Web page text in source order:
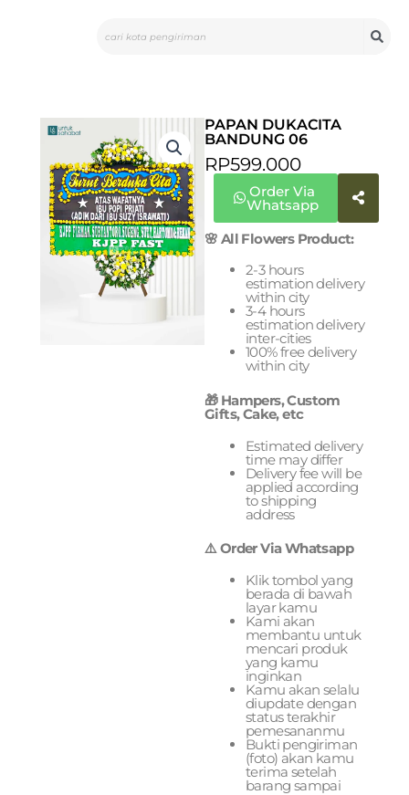
PAPAN DUKACITA
BANDUNG 06
RP599.000
Order Via
Whatsapp
🌸 All Flowers Product:
2-3 hours
estimation delivery
within city
3-4 hours
estimation delivery
inter-cities
100% free delivery
within city
🎁 Hampers, Custom
Gifts, Cake, etc
Estimated delivery
time may differ
Delivery fee will be
applied according
to shipping
address
⚠️ Order Via Whatsapp
Klik tombol yang
berada di bawah
layar kamu
Kami akan
membantu untuk
mencari produk
yang kamu
inginkan
Kamu akan selalu
diupdate dengan
status terakhir
pemesananmu
Bukti pengiriman
(foto) akan kamu
terima setelah
barang sampai